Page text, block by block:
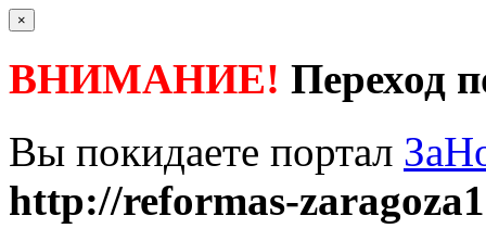
×
ВНИМАНИЕ! Переход
Вы покидаете портал
http://reformas-